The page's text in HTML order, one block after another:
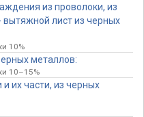
из проволоки, из
лист из черных
10%
металлов:
10–15%
их части, из черных